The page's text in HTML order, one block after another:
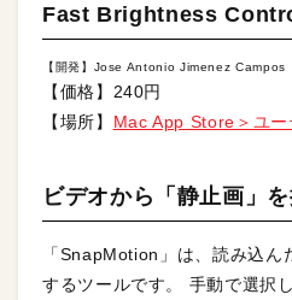
Fast Brightness
【開発】Jose Antonio Jimenez Campos
【価格】240円
【場所】 Mac App Store＞ユー
ビデオから「静止画」
「SnapMotion」は、読み込ん
するツールです。 手動で選択